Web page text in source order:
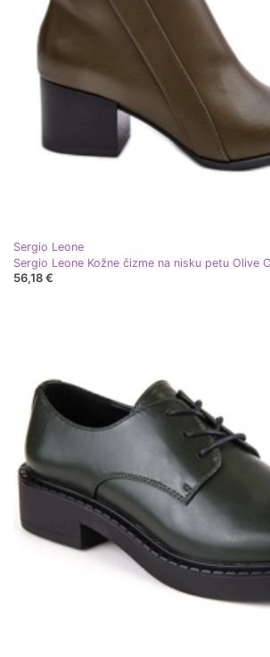
Sergio Leone
Sergio Leone Kožne čizme na nisku petu Olive
56,18 €